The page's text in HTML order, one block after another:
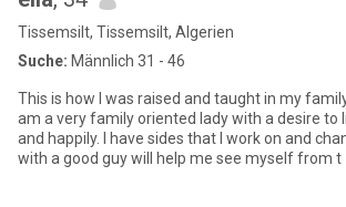
Tissemsilt, Tissemsilt, Algerien
Suche: Männlich 31 - 46
This is how I was raised and taught in my family
am a very family oriented lady with a desire to
and happily. I have sides that I work on and
with a good guy will help me see myself from t